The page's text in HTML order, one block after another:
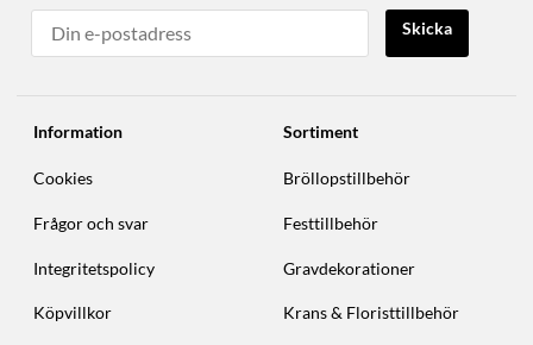
Skicka
Information
Cookies
Frågor och svar
Integritetspolicy
Köpvillkor
Sortiment
Bröllopstillbehör
Festtillbehör
Gravdekorationer
Krans & Floristtillbehör